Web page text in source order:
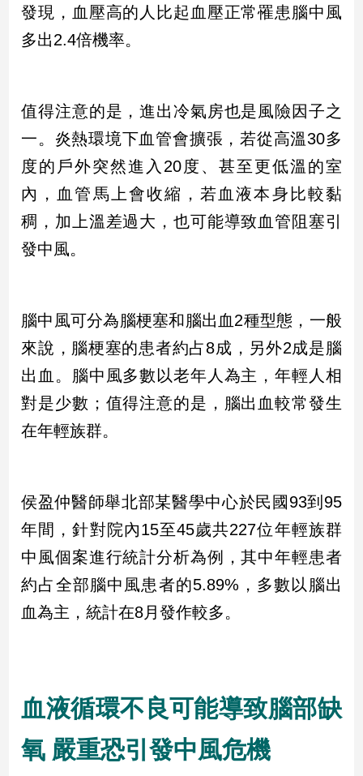
社
會/
地
冠
病
毒
區
南
台
點
南
台
灣
觀
樂
娛
樂
星
聞
流
星
生
發現，血壓高的人比起血壓正常罹患腦中風
多出2.4倍機率。
值得注意的是，進出冷氣房也是風險因子之
一。炎熱環境下血管會擴張，若從高溫30多
度的戶外突然進入20度、甚至更低溫的室
內，血管馬上會收縮，若血液本身比較黏
稠，加上溫差過大，也可能導致血管阻塞引
發中風。
腦中風可分為腦梗塞和腦出血2種型態，一般
來說，腦梗塞的患者約占8成，另外2成是腦
出血。腦中風多數以老年人為主，年輕人相
對是少數；值得注意的是，腦出血較常發生
在年輕族群。
侯盈仲醫師舉北部某醫學中心於民國93到95
年間，針對院內15至45歲共227位年輕族群
中風個案進行統計分析為例，其中年輕患者
約占全部腦中風患者的5.89%，多數以腦出
血為主，統計在8月發作較多。
血液循環不良可能導致腦部缺
氧 嚴重恐引發中風危機